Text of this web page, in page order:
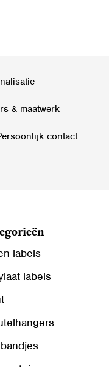
& maatwerk
contact
labels
labels